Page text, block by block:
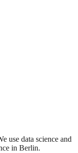
use data science and
in Berlin.